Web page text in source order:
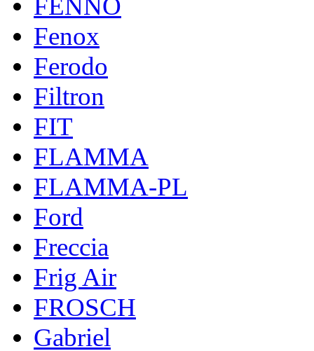
FENNO
Fenox
Ferodo
Filtron
FIT
FLAMMA
FLAMMA-PL
Ford
Freccia
Frig Air
FROSCH
Gabriel